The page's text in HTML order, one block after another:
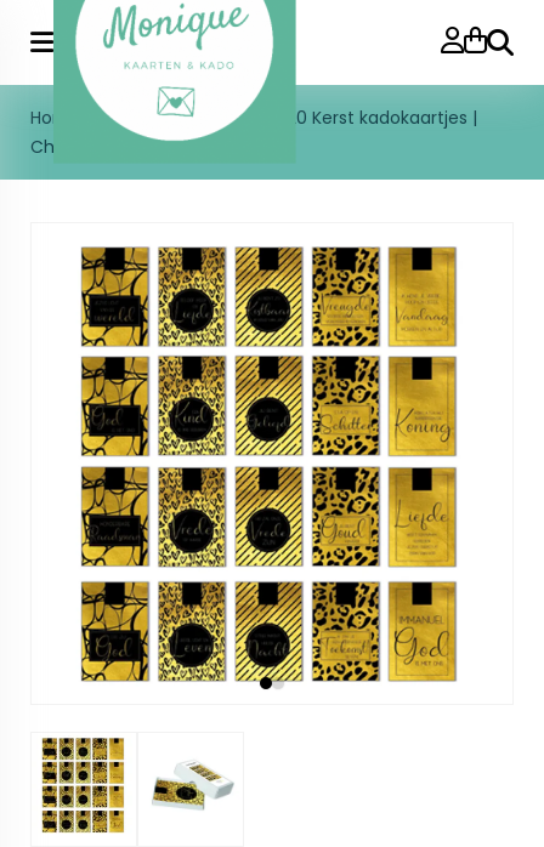
Home
SUPERSTUNT | Set van 20 Kerst kadokaartjes |
Christelijk